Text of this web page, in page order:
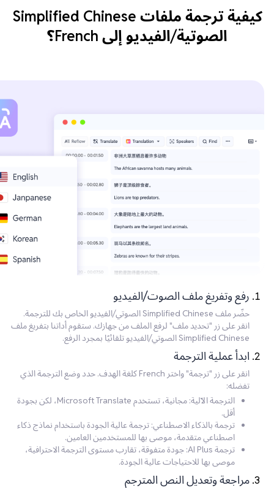
كيفية ترجمة ملفات Simplified Chinese
الصوتية/الفيديو إلى French؟
رفع وتفريغ ملف الصوت/الفيديو
حضّر ملف Simplified Chinese الصوتي/الفيديو الخاص بك للترجمة.
انقر على زر "تحديد ملف" لرفع الملف من جهازك. ستقوم أداتنا بتفريغ ملف
Simplified Chinese الصوتي/الفيديو تلقائيًا بمجرد الرفع.
ابدأ عملية الترجمة
انقر على زر "ترجمة" واختر French كلغة الهدف. حدد وضع الترجمة الذي
تفضله:
الترجمة الآلية: مجانية، تستخدم Microsoft Translate، لكن بجودة
أقل.
ترجمة بالذكاء الاصطناعي: ترجمة عالية الجودة باستخدام نماذج ذكاء
اصطناعي متقدمة، موصى بها للمستخدمين العامين.
ترجمة AI Plus: جودة متفوقة، تقارب مستوى الترجمة الاحترافية،
موصى بها للاحتياجات عالية الجودة.
مراجعة وتعديل النص المترجم